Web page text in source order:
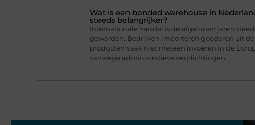
Wat is een bonded warehouse in
steeds belangrijker?
Internationale handel is de afgelopen jaren
geworden. Bedrijven importeren goederen uit
producten vaak niet meteen invoeren in de
vanwege administratieve verplichtingen,